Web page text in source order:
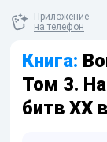
Приложение
на телефон
Книга:
Том 3.
битв XX